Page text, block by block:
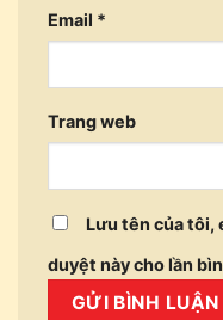
Email *
Trang web
Lưu tên của tôi,
duyệt này cho lần